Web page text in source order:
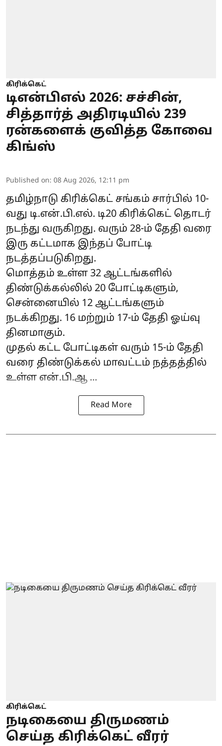
கிரிக்கெட்
டிஎன்பிஎல் 2026: சச்சின்,
சித்தார்த் அதிரடியில் 239
ரன்களைக் குவித்த கோவை
கிங்ஸ்
Published on: 08 Aug 2026, 12:11 pm
தமிழ்நாடு கிரிக்கெட் சங்கம் சார்பில் 10-
வது டி.என்.பி.எல். டி20 கிரிக்கெட் தொடர்
நடந்து வருகிறது. வரும் 28-ம் தேதி வரை
இரு கட்டமாக இந்தப் போட்டி
நடத்தப்படுகிறது.
மொத்தம் உள்ள 32 ஆட்டங்களில்
திண்டுக்கல்லில் 20 போட்டிகளும்,
சென்னையில் 12 ஆட்டங்களும்
நடக்கிறது. 16 மற்றும் 17-ம் தேதி ஓய்வு
தினமாகும்.
முதல் கட்ட போட்டிகள் வரும் 15-ம் தேதி
வரை திண்டுக்கல் மாவட்டம் நத்தத்தில்
உள்ள என்.பி.ஆ ...
Read More
கிரிக்கெட்
நடிகையை திருமணம்
செய்த கிரிக்கெட் வீரர்